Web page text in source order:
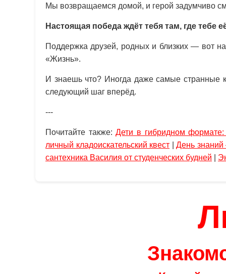
Мы возвращаемся домой, и герой задумчиво
Настоящая победа ждёт тебя там, где тебе
Поддержка друзей, родных и близких — вот
«Жизнь».
И знаешь что? Иногда даже самые странные
следующий шаг вперёд.
---
Почитайте также:Дети в гибридном
личный кладоискательский квест
День знаний
сантехника Василия от студенческих будней